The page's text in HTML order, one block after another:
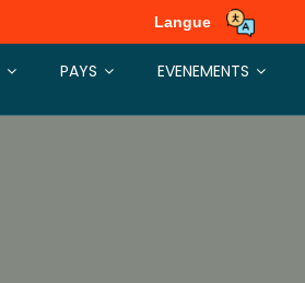
Langue
PAYS EVENEMENTS